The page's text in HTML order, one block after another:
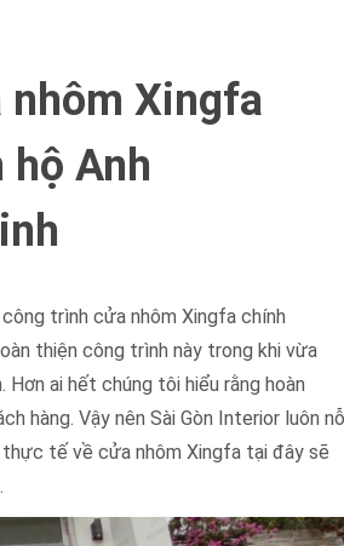
Xingfa
Anh
trình cửa nhôm Xingfa chính
thiện công trình này trong khi vừa
ai hết chúng tôi hiểu rằng hoàn
hàng. Vậy nên Sài Gòn Interior luôn nỗ
tế về cửa nhôm Xingfa tại đây sẽ